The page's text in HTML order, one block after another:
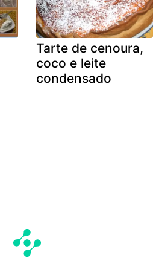
Tarte de cenoura,
coco e leite
condensado